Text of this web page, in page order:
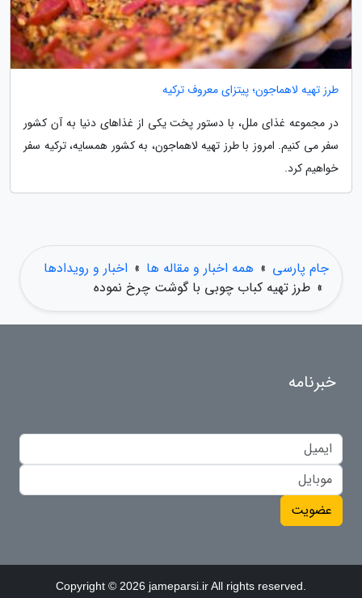
طرز تهیه لاهماجون؛ پیتزای معروف ترکیه
در مجموعه غذای ملل، با دستور پخت یکی از غذاهای دنیا به آن کشور
سفر می کنیم. امروز با طرز تهیه لاهماجون، به کشور همسایه، ترکیه سفر
خواهیم کرد.
جام پارسی » همه اخبار و مقاله ها » اخبار و رویدادها
» طرز تهیه کباب چوبی با گوشت چرخ نموده
خبرنامه
عضویت
Copyright © 2026 jameparsi.ir All rights reserved.